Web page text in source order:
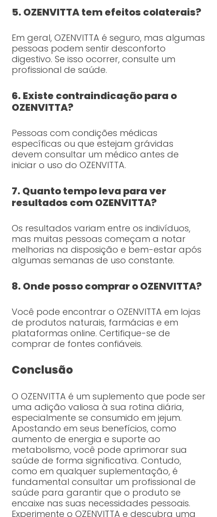
5. OZENVITTA tem efeitos colaterais?
Em geral, OZENVITTA é seguro, mas algumas
pessoas podem sentir desconforto
digestivo. Se isso ocorrer, consulte um
profissional de saúde.
6. Existe contraindicação para o
OZENVITTA?
Pessoas com condições médicas
específicas ou que estejam grávidas
devem consultar um médico antes de
iniciar o uso do OZENVITTA.
7. Quanto tempo leva para ver
resultados com OZENVITTA?
Os resultados variam entre os indivíduos,
mas muitas pessoas começam a notar
melhorias na disposição e bem-estar após
algumas semanas de uso constante.
8. Onde posso comprar o OZENVITTA?
Você pode encontrar o OZENVITTA em lojas
de produtos naturais, farmácias e em
plataformas online. Certifique-se de
comprar de fontes confiáveis.
Conclusão
O OZENVITTA é um suplemento que pode ser
uma adição valiosa à sua rotina diária,
especialmente se consumido em jejum.
Apostando em seus benefícios, como
aumento de energia e suporte ao
metabolismo, você pode aprimorar sua
saúde de forma significativa. Contudo,
como em qualquer suplementação, é
fundamental consultar um profissional de
saúde para garantir que o produto se
encaixe nas suas necessidades pessoais.
Experimente o OZENVITTA e descubra uma